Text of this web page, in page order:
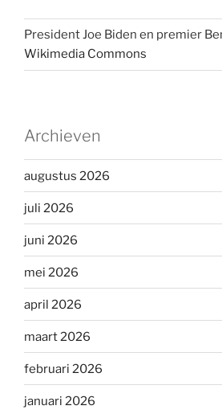
President Joe Biden en premier
Wikimedia Commons
Archieven
augustus 2026
juli 2026
juni 2026
mei 2026
april 2026
maart 2026
februari 2026
januari 2026